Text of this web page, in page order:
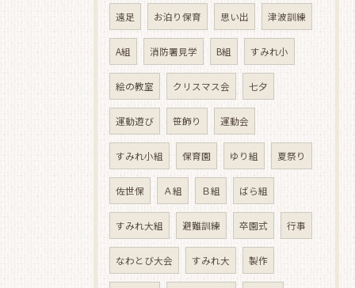
遠足 お泊り保育 思い出 津波訓練
A組 消防署見学 B組 すみれ小
絵の教室 クリスマス会 七夕
運動遊び 笹飾り 運動会
すみれ小組 保育園 ゆり組 夏祭り
佐世保 Ａ組 Ｂ組 ばら組
すみれ大組 避難訓練 卒園式 行事
なわとび大会 すみれ大 製作